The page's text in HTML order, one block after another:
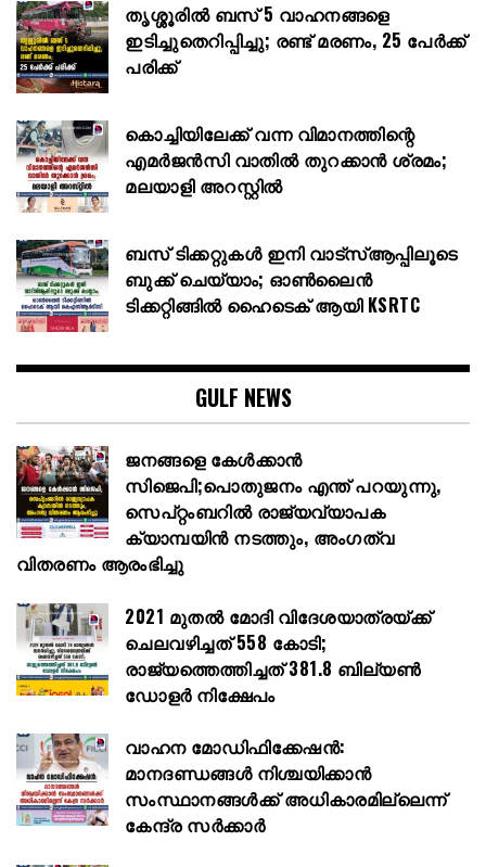
തൃശ്ശൂരിൽ ബസ് 5 വാഹനങ്ങളെ
ഇടിച്ചുതെറിപ്പിച്ചു; രണ്ട് മരണം, 25 പേർക്ക്
പരിക്ക്
കൊച്ചിയിലേക്ക് വന്ന വിമാനത്തിന്റെ
എമർജൻസി വാതിൽ തുറക്കാൻ ശ്രമം;
മലയാളി അറസ്റ്റിൽ
ബസ് ടിക്കറ്റുകൾ ഇനി വാട്‌സ്ആപ്പിലൂടെ
ബുക്ക് ചെയ്യാം; ഓൺലൈൻ
ടിക്കറ്റിങ്ങിൽ ഹൈടെക് ആയി KSRTC
GULF NEWS
ജനങ്ങളെ കേൾക്കാൻ
സിജെപി;പൊതുജനം എന്ത് പറയുന്നു,
സെപ്റ്റംബറിൽ രാജ്യവ്യാപക
ക്യാമ്പയിൻ നടത്തും, അംഗത്വ
വിതരണം ആരംഭിച്ചു
2021 മുതൽ മോദി വിദേശയാത്രയ്ക്ക്
ചെലവഴിച്ചത് 558 കോടി;
രാജ്യത്തെത്തിച്ചത് 381.8 ബില്യൺ
ഡോളർ നിക്ഷേപം
വാഹന മോഡിഫിക്കേഷൻ:
മാനദണ്ഡങ്ങൾ നിശ്ചയിക്കാൻ
സംസ്ഥാനങ്ങൾക്ക് അധികാരമില്ലെന്ന്
കേന്ദ്ര സർക്കാർ